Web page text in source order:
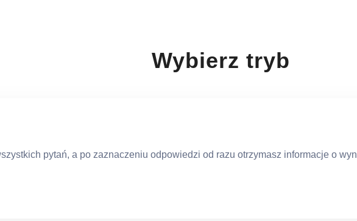
Wybierz tryb
pytań, a po zaznaczeniu odpowiedzi od razu otrzymasz informacje o